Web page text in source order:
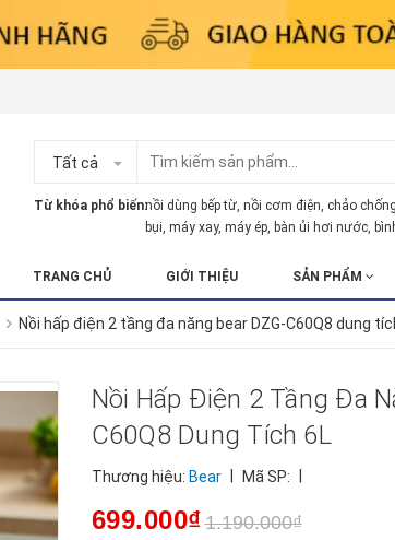
Tất cả
Từ khóa phổ biến:nồi dùng bếp từ, nồi cơm điện, chảo
bụi, máy xay, máy ép, bàn ủi hơi nước,
TRANG CHỦ GIỚI THIỆU SẢN PHẨM
Nồi hấp điện 2 tầng đa năng bear DZG-C60Q8 dung
Nồi Hấp Điện 2 Tầng Đa
C60Q8 Dung Tích 6L
Thương hiệu: Bear Mã SP:
699.000₫1.190.000₫